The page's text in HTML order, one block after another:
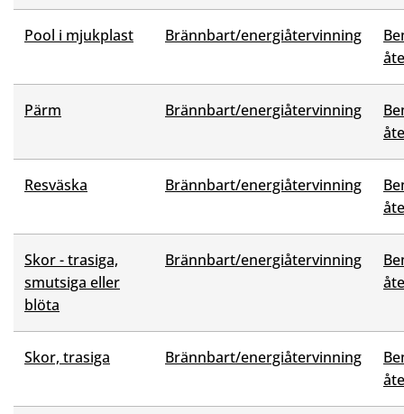
Pool i mjukplast Brännbart/energiåtervinning
Pärm Brännbart/energiåtervinning
Resväska Brännbart/energiåtervinning
Skor - trasiga,
smutsiga eller
blöta
Brännbart/energiåtervinning
Skor, trasiga Brännbart/energiåtervinning